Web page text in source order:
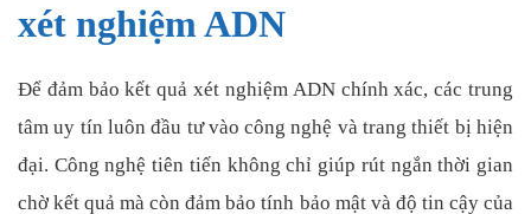
xét nghiệm ADN
Để đảm bảo kết quả xét nghiệm ADN chính xác, các trung
tâm uy tín luôn đầu tư vào công nghệ và trang thiết bị hiện
đại. Công nghệ tiên tiến không chỉ giúp rút ngắn thời gian
chờ kết quả mà còn đảm bảo tính bảo mật và độ tin cậy của